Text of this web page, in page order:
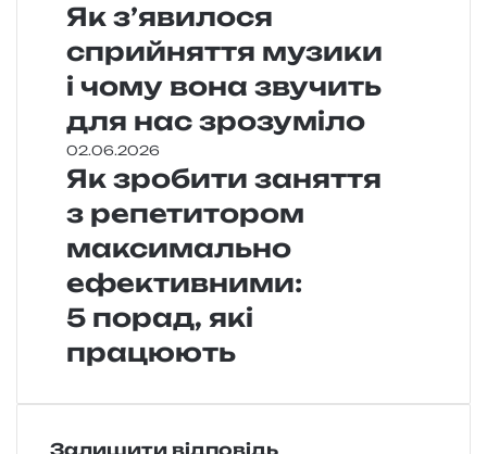
Як з’явилося
сприйняття музики
і чому вона звучить
для нас зрозуміло
02.06.2026
Як зробити заняття
з репетитором
максимально
ефективними:
5 порад, які
працюють